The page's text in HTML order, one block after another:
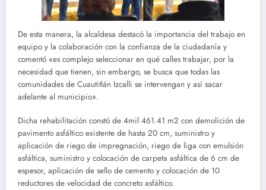
De esta manera, la alcaldesa destacó la importancia del trabajo en
equipo y la colaboración con la confianza de la ciudadanía y
comentó «es complejo seleccionar en qué calles trabajar, por la
necesidad que tienen, sin embargo, se busca que todas las
comunidades de Cuautitlán Izcalli se intervengan y así sacar
adelante al municipio».
Dicha rehabilitación constó de 4mil 461.41 m2 con demolición de
pavimento asfáltico existente de hasta 20 cm, suministro y
aplicación de riego de impregnación, riego de liga con emulsión
asfáltica, suministro y colocación de carpeta asfáltica de 6 cm de
espesor, aplicación de sello de cemento y colocación de 10
reductores de velocidad de concreto asfáltico.